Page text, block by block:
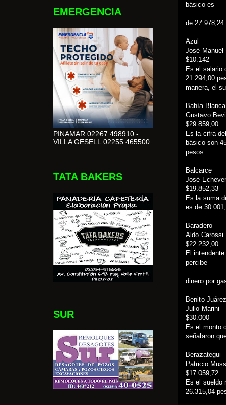
básico es
de
Azul
José Manuel
$10.142
Es el salario
21.294,00
manera, el
Bahía Blanca
Gustavo
$29.859,00
Es la cifra
básico son
pesos.
Balcarce
José
$19.852,33
Es la suma
es de
Baradero
Aldo Carossi
$22.232,00
El
percibe
dinero por
Benito Juárez
Julio Marini
$30.000
Es el monto
señalaron
Berazategui
Patricio
$17.059,72
Es el sueldo
26.315,04
EMERGENCIA
PINAMAR 02267 498910 -
VILLA GESELL 02255 465500
TATA BAKERS
SUR